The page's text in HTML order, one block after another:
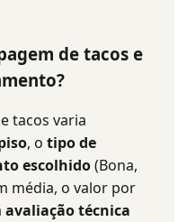
de tacos e
tacos varia
, o tipo de
escolhido(Bona,
média, o valor por
avaliação técnica